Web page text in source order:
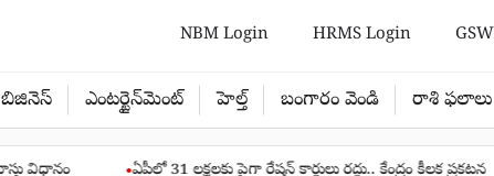
NBM Login HRMS Login
బిజినెస్ ఎంటర్టైన్‌మెంట్ హెల్త్‌ బంగారం వెండి రాశి ఫలాలు
●ఏపీలో 31 లక్షలకు పైగా రేషన్ కార్డులు రద్దు.. కేంద్రం కీలక ప్రకటన ●